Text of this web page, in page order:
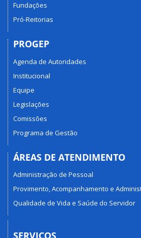
Fundações
Pró-Reitorias
PROGEP
Agenda de Autoridades
Institucional
Equipe
Legislações
Comissões
Programa de Gestão
ÁREAS DE ATENDIMENTO
Administração de Pessoal
Provimento, Acompanhamento e
Qualidade de Vida e Saúde do Servidor
SERVIÇOS